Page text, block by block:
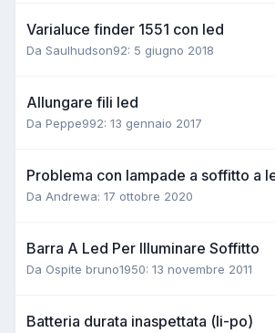
Varialuce finder 1551 con led
Da Saulhudson92: 5 giugno 2018
Allungare fili led
Da Peppe992: 13 gennaio 2017
Problema con lampade a soffitto a
Da Andrewa: 17 ottobre 2020
Barra A Led Per Illuminare Soffitto
Da Ospite bruno1950: 13 novembre 2011
Batteria durata inaspettata (li-po)